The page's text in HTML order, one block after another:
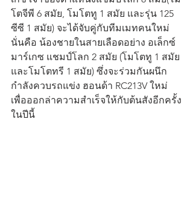
โตจีพี 6 สมัย, โมโตทู 1 สมัย และรุ่น 125
ซีซี 1 สมัย) จะได้จับคู่กับทีมเมทคนใหม่
นั่นคือ น้องชายในสายเลือดอย่าง อเล็กซ์
มาร์เกซ แชมป์โลก 2 สมัย (โมโตทู 1 สมัย
และโมโตทรี 1 สมัย) ซึ่งจะร่วมกันผนึก
กำลังควบรถแข่ง ฮอนด้า RC213V ใหม่
เพื่อออกล่าความสำเร็จให้กับต้นสังอีกครั้ง
ในปีนี้